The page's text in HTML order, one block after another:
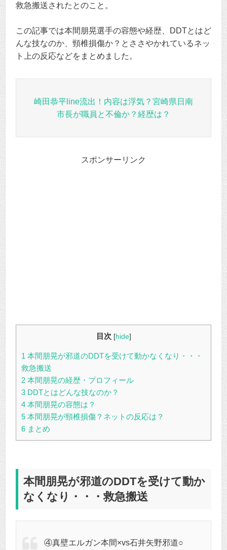
救急搬送されたとのこと。
この記事では本間朋晃選手の容態や経歴、DDTとはど
んな技なのか、頸椎損傷か？とささやかれているネッ
ト上の反応などをまとめました。
崎田恭平line流出！内容は浮気？宮崎県日南
市長が職員と不倫か？経歴は？
スポンサーリンク
目次 [hide]
1 本間朋晃が邪道のDDTを受けて動かなくなり・・・
救急搬送
2 本間朋晃の経歴・プロフィール
3 DDTとはどんな技なのか？
4 本間朋晃の容態は？
5 本間朋晃が頸椎損傷？ネットの反応は？
6 まとめ
本間朋晃が邪道のDDTを受けて動か
なくなり・・・救急搬送
④真壁エルガン本間×vs石井矢野邪道○